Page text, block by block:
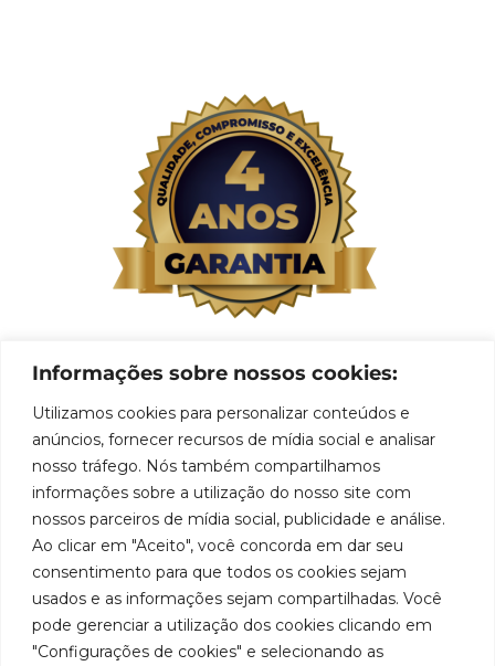
Informações sobre nossos cookies:
Utilizamos cookies para personalizar conteúdos e
anúncios, fornecer recursos de mídia social e analisar
nosso tráfego. Nós também compartilhamos
informações sobre a utilização do nosso site com
nossos parceiros de mídia social, publicidade e análise.
Ao clicar em "Aceito", você concorda em dar seu
consentimento para que todos os cookies sejam
usados e as informações sejam compartilhadas. Você
pode gerenciar a utilização dos cookies clicando em
"Configurações de cookies" e selecionando as